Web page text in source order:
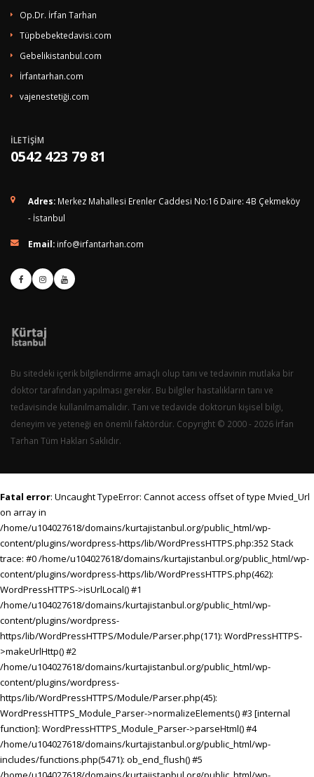
Op.Dr. İrfan Tarhan
Tüpbebektedavisi.com
Gebelikistanbul.com
İrfantarhan.com
vajenestetiği.com
İLETİŞİM
0542 423 79 81
Adres: Merkez Mahallesi Erenler Caddesi No:16 Daire: 4B Çekmeköy
- İstanbul
Email: info@irfantarhan.com
Bu sitedeki içerik bilgilendirme amaçlı olup tanı ve tedavinin mutlaka bir
doktor tarafından yapılması gerekir. Bu bilgiler hastalıkların tanı ve
tedavisinde kullanılmamalıdır. Tanı ve tedavide doktorun kişisel bilgi,
deneyim ve yeteneği en önemli faktördür. Copyright © 2000 - 2026 İrfan
Tarhan Tüm Hakları Saklıdır.
Fatal error: Uncaught TypeError: Cannot access offset of type Mvied_Url
on array in
/home/u104027618/domains/kurtajistanbul.org/public_html/wp-
content/plugins/wordpress-https/lib/WordPressHTTPS.php:352 Stack
trace: #0 /home/u104027618/domains/kurtajistanbul.org/public_html/wp-
content/plugins/wordpress-https/lib/WordPressHTTPS.php(462):
WordPressHTTPS->isUrlLocal() #1
/home/u104027618/domains/kurtajistanbul.org/public_html/wp-
content/plugins/wordpress-
https/lib/WordPressHTTPS/Module/Parser.php(171): WordPressHTTPS-
>makeUrlHttp() #2
/home/u104027618/domains/kurtajistanbul.org/public_html/wp-
content/plugins/wordpress-
https/lib/WordPressHTTPS/Module/Parser.php(45):
WordPressHTTPS_Module_Parser->normalizeElements() #3 [internal
function]: WordPressHTTPS_Module_Parser->parseHtml() #4
/home/u104027618/domains/kurtajistanbul.org/public_html/wp-
includes/functions.php(5471): ob_end_flush() #5